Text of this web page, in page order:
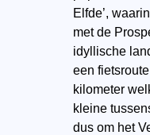
Elfde’,
met de
idyllische
een
kilometer
kleine
dus om het